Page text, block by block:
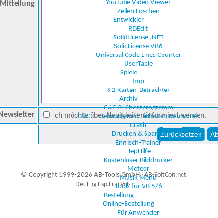
YouTube Video Viewer
Zeilen Löschen
Entwickler
RDEdit
SolidLicense .NET
SolidLicense VB6
Universal Code Lines Counter
UserTable
Spiele
Imp
S 2 Karten-Betrachter
Archiv
C&C 3: Cheatprogramm
C&C1 - Gebäude und Einheiten Betrachter
Crash
Drucken & Sparen
Englisch-Trainer
HepHilfe
Kostenloser Bilddrucker
Meteor
Musik Menü
Tools für VB 5/6
Bestellung
Online-Bestellung
Für Anwender
Mitteilung
Newsletter Ich möchte über Neuigkeiten informiert werden.
© Copyright 1999-2026 AB-Tools GmbH ·AB-SoftCon.net
Auxiliary supplies